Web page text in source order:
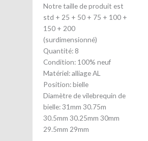
Notre taille de produit est
std + 25 + 50 + 75 + 100 +
150 + 200
(surdimensionné)
Quantité: 8
Condition: 100% neuf
Matériel: alliage AL
Position: bielle
Diamètre de vilebrequin de
bielle: 31mm 30.75m
30.5mm 30.25mm 30mm
29.5mm 29mm